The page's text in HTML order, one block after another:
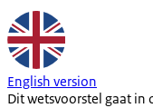
English version
Dit wetsvoorstel gaat in